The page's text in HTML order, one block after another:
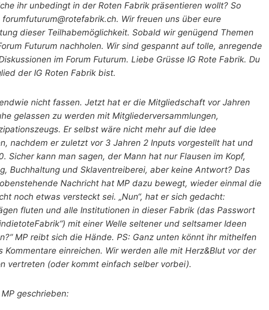
ihr unbedingt in der Roten Fabrik präsentieren wollt? So
Wir freuen uns über eure
dieser Teilhabemöglichkeit. Sobald wir genügend Themen
Futurum nachholen. Wir sind gespannt auf tolle, anregende
im Forum Futurum. Liebe Grüsse IG Rote Fabrik. Du
der IG Roten Fabrik bist.
nicht fassen. Jetzt hat er die Mitgliedschaft vor Jahren
gelassen zu werden mit Mitgliederversammlungen,
Er selbst wäre nicht mehr auf die Idee
nachdem er zuletzt vor 3 Jahren 2 Inputs vorgestellt hat und
Sicher kann man sagen, der Mann hat nur Flausen im Kopf,
Buchhaltung und Sklaventreiberei, aber keine Antwort? Das
Nachricht hat MP dazu bewegt, wieder einmal die
noch etwas versteckt sei. „Nun“, hat er sich gedacht:
fluten und alle Institutionen in dieser Fabrik (das Passwort
mit einer Welle seltener und seltsamer Ideen
MP reibt sich die Hände. PS: Ganz unten könnt ihr mithelfen
einreichen. Wir werden alle mit Herz&Blut vor der
vertreten (oder kommt einfach selber vorbei).
geschrieben: